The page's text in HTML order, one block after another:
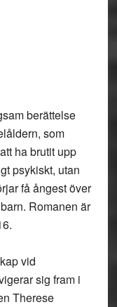
berättelse
som
ha brutit upp
psykiskt, utan
få ångest över
Romanen är
vid
sig fram i
Therese